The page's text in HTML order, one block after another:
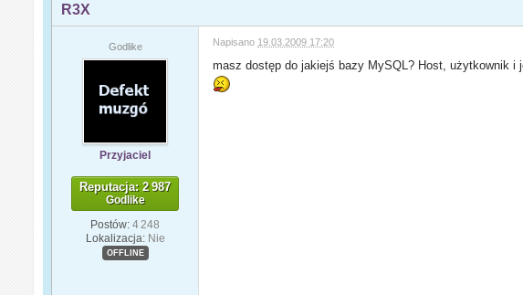
R3X
Godlike
Przyjaciel
Reputacja: 2 987
Godlike
Postów: 4 248
Lokalizacja: Nie
OFFLINE
Napisano 19.03.2009 17:20
masz dostęp do jakiejś bazy MySQL? Host, użytkownik i